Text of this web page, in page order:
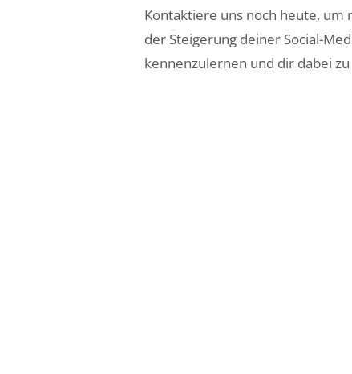
Kontaktiere uns noch heute,
der Steigerung deiner Social-
kennenzulernen und dir dabei